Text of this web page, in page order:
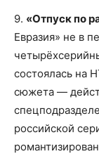
9. «Отпуск по
Евразия» не в
состоялась на
сюжета —
российской